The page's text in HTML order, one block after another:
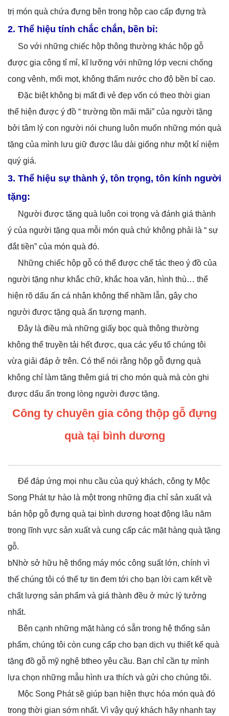
trị món quà chứa đựng bên trong hộp cao cấp đựng trà
2. Thể hiệu tính chắc chắn, bền bỉ:
So với những chiếc hộp thông thường khác hộp gỗ
được gia công tỉ mỉ, kĩ lưỡng với những lớp vecni chống
cong vênh, mối mọt, không thấm nước cho độ bền bỉ cao.
Đặc biệt không bị mất đi vẻ đẹp vốn có theo thời gian
thể hiện được ý đồ “ trường tồn mãi mãi” của người tặng
bởi tâm lý con người nói chung luôn muốn những món quà
tặng của mình lưu giữ được lâu dài giống như một kỉ niệm
quý giá.
3. Thể hiệu sự thành ý, tôn trọng, tôn kính người
tặng:
Người được tặng quà luôn coi trọng và đánh giá thành
ý của người tặng qua mỗi món quà chứ không phải là “ sự
đắt tiền” của món quà đó.
Những chiếc hộp gỗ có thể được chế tác theo ý đồ của
người tặng như khắc chữ, khắc hoa văn, hình thù… thể
hiện rõ dấu ấn cá nhân không thể nhầm lẫn, gây cho
người được tặng quà ấn tượng mạnh.
Đây là điều mà những giấy bọc quà thông thường
không thể truyền tải hết được, qua các yếu tố chúng tôi
vừa giải đáp ở trên. Có thể nói rằng hộp gỗ đựng quà
không chỉ làm tăng thêm giá trị cho món quà mà còn ghi
được dấu ấn trong lòng người được tặng.
Công ty chuyên gia công thộp gỗ đựng
quà tại bình dương
Để đáp ứng mọi nhu cầu của quý khách, công ty Mộc
Song Phát tự hào là một trong những địa chỉ sản xuất và
bán hộp gỗ đựng quà tại bình dương hoạt động lâu năm
trong lĩnh vực sản xuất và cung cấp các mặt hàng quà tặng
gỗ.
bNhờ sở hữu hệ thống máy móc công suất lớn, chính vì
thế chúng tôi có thể tự tin đem tới cho bạn lời cam kết về
chất lượng sản phẩm và giá thành đều ở mức lý tưởng
nhất.
Bên cạnh những mặt hàng có sẵn trong hệ thống sản
phẩm, chúng tôi còn cung cấp cho bạn dịch vụ thiết kế quà
tặng đồ gỗ mỹ nghệ btheo yêu cầu. Bạn chỉ cần tự mình
lựa chọn những mẫu hình ưa thích và gửi cho chúng tôi.
Mộc Song Phát sẽ giúp bạn hiện thực hóa món quà đó
trong thời gian sớm nhất. Vì vậy quý khách hãy nhanh tay